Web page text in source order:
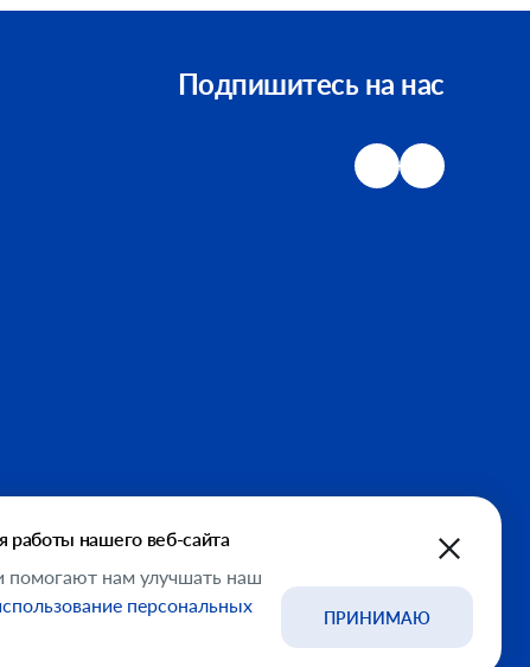
Подпишитесь на нас
нашего веб-сайта
помогают нам улучшать наш
персональных
ПРИНИМАЮ